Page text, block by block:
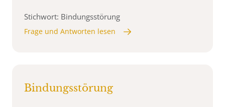
Stichwort: Bindungsstörung
Frage und Antworten lesen
Bindungsstörung